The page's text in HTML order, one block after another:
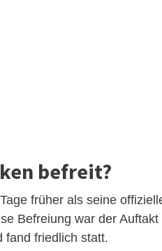
befreit?
früher als seine
Befreiung war der Auftakt
fand friedlich statt.